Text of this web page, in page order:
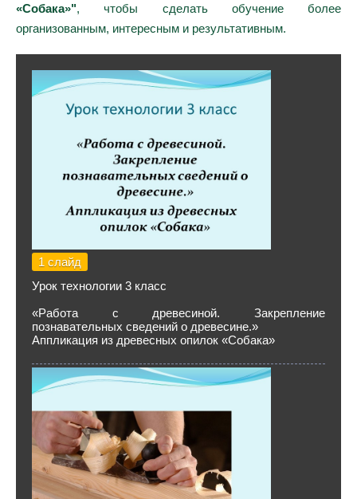
«Собака»", чтобы сделать обучение более
организованным, интересным и результативным.
1 слайд
Урок технологии 3 класс
«Работа с древесиной. Закрепление
познавательных сведений о древесине.»
Аппликация из древесных опилок «Собака»